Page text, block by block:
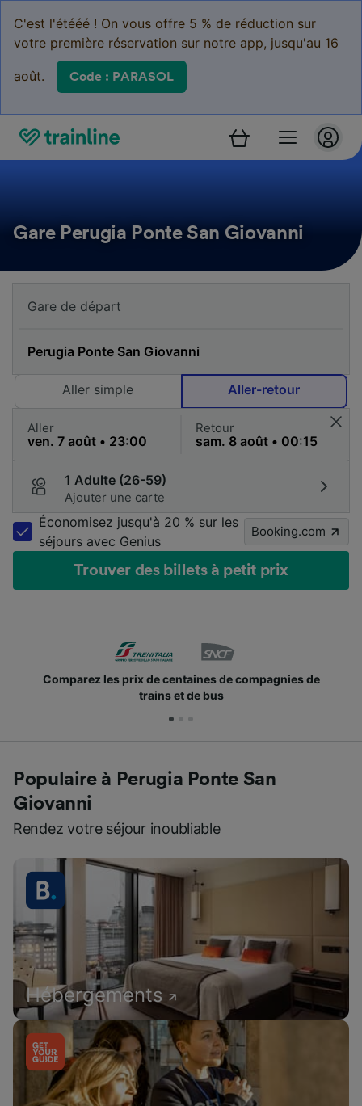
C'est l'étééé ! On vous offre 5 % de réduction sur
votre première réservation sur notre app, jusqu'au 16
août. Code : PARASOL
Gare Perugia Ponte San Giovanni
Aller simple Aller-retour
Aller Retour
1 Adulte (26-59)
Ajouter une carte
Économisez jusqu'à 20 % sur les
séjours avec Genius
Booking.com
Trouver des billets à petit prix
de Des millions de voyageurs nous
Populaire à Perugia Ponte San
Giovanni
Rendez votre séjour inoubliable
Hébergements